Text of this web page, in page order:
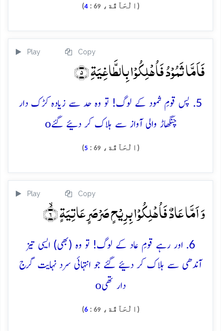
(الْحَآقَّة،69
:
4
)
Play Copy
فَاَمَّا ثَمُوۡدُ فَاُہۡلِکُوۡا بِالطَّاغِیَۃِ ﴿۵﴾
5. پس قومِ ثمود کے لوگ! تو وہ حد سے زیادہ کڑک دار
چنگھاڑ والی آواز سے ہلاک کر دئیے گئےo
(الْحَآقَّة،69
:
5
)
Play Copy
وَ اَمَّا عَادٌ فَاُہۡلِکُوۡا بِرِیۡحٍ صَرۡصَرٍ عَاتِیَۃٍ ۙ﴿۶﴾
6. اور رہے قومِ عاد کے لوگ! تو وہ (بھی) ایسی تیز
آندھی سے ہلاک کر دئیے گئے جو انتہائی سرد نہایت گرج
دار تھیo
(الْحَآقَّة،69
:
6
)